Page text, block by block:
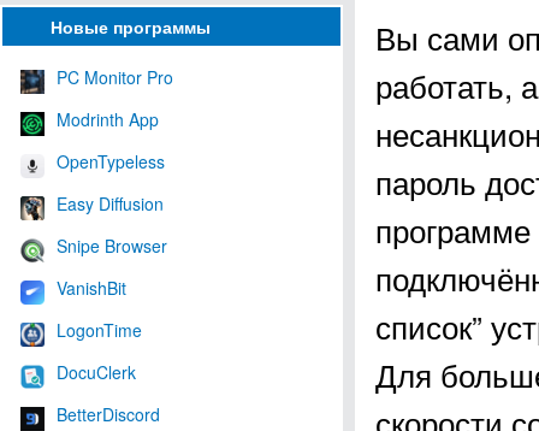
Новые программы
PC Monitor Pro
Modrinth App
OpenTypeless
Easy Diffusion
Snipe Browser
VanishBit
LogonTime
DocuClerk
BetterDiscord
Вы сами
работать,
пароль
программе
список”
Для
скорости